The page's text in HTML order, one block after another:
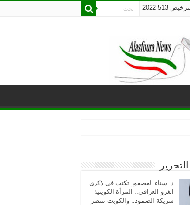
2022
د. سناء العصفور تكتب:في ذكرى
الغزو العراقي.. المرأة الكويتية
شريكة الصمود.. والكويت تنتصر